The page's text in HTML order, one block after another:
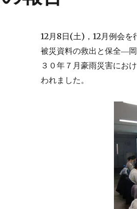
12月 8 日 (土) ， 12月例会を
被災資料の救出と保全―
３０年７月豪雨災害にお
われました。